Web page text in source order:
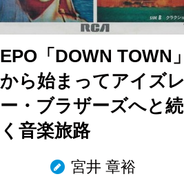
EPO「DOWN TOWN
から始まってアイズ
ー・ブラザーズへと続
く音楽旅路
宮井 章裕